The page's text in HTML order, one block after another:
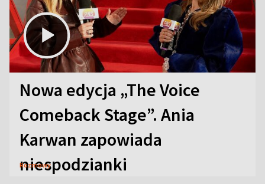
Nowa edycja „The Voice
Comeback Stage”. Ania
Karwan zapowiada
niespodzianki
Rozmowy